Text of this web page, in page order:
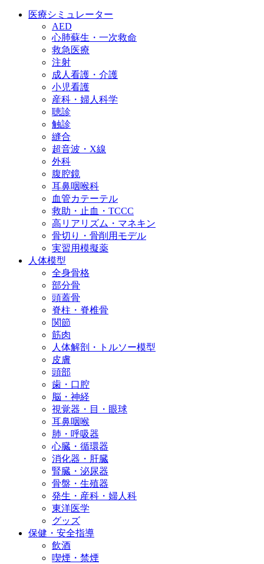
医療シミュレーター
AED
心肺蘇生・一次救命
救急医療
注射
成人看護・介護
小児看護
産科・婦人科学
聴診
触診
縫合
超音波・X線
外科
腹腔鏡
耳鼻咽喉科
血管カテーテル
救助・止血・TCCC
高リアリズム・マネキン
骨切り・骨削用モデル
実習用模擬薬
人体模型
全身骨格
部分骨
頭蓋骨
脊柱・脊椎骨
関節
筋肉
人体解剖・トルソー模型
皮膚
頭部
歯・口腔
脳・神経
視覚器・目・眼球
耳鼻咽喉
肺・呼吸器
心臓・循環器
消化器・肝臓
腎臓・泌尿器
骨盤・生殖器
発生・産科・婦人科
東洋医学
グッズ
保健・安全指導
飲酒
喫煙・禁煙